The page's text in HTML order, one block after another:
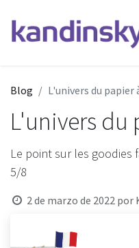
Blog L'univers du papier
L'univers du
Le point sur les goodies
5/8
2 de marzo de 2022 por